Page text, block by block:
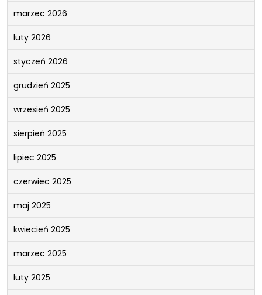
marzec 2026
luty 2026
styczeń 2026
grudzień 2025
wrzesień 2025
sierpień 2025
lipiec 2025
czerwiec 2025
maj 2025
kwiecień 2025
marzec 2025
luty 2025